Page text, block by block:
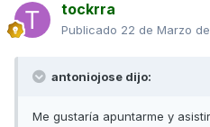
tockrra
Publicado 22 de Marzo
antoniojose dijo:
Me gustaría apuntarme y